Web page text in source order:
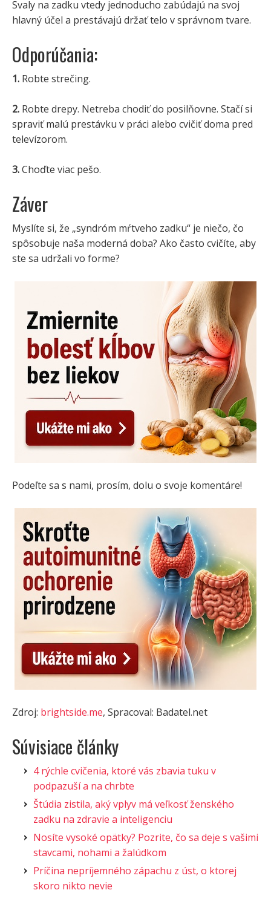
Svaly na zadku vtedy jednoducho zabúdajú na svoj
hlavný účel a prestávajú držať telo v správnom tvare.
Odporúčania:
1. Robte strečing.
2. Robte drepy. Netreba chodiť do posilňovne. Stačí si
spraviť malú prestávku v práci alebo cvičiť doma pred
televízorom.
3.Choďte viac pešo.
Záver
Myslíte si, že „syndróm mŕtveho zadku“ je niečo, čo
spôsobuje naša moderná doba? Ako často cvičíte, aby
ste sa udržali vo forme?
Podeľte sa s nami, prosím, dolu o svoje komentáre!
Zdroj: brightside.me, Spracoval: Badatel.net
Súvisiace články
4 rýchle cvičenia, ktoré vás zbavia tuku v
podpazuší a na chrbte
Štúdia zistila, aký vplyv má veľkosť ženského
zadku na zdravie a inteligenciu
Nosíte vysoké opätky? Pozrite, čo sa deje s vašimi
stavcami, nohami a žalúdkom
Príčina nepríjemného zápachu z úst, o ktorej
skoro nikto nevie